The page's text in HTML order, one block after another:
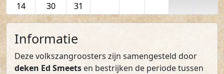
14
30 31
Informatie
Deze volkszangroosters zijn samengesteld door
deken Ed Smeetsen bestrijken de periode tussen